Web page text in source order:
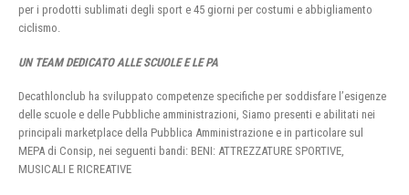
per i prodotti sublimati degli sport e 45 giorni per costumi e abbigliamento
ciclismo.
UN TEAM DEDICATO ALLE SCUOLE E LE PA
Decathlonclub ha sviluppato competenze specifiche per soddisfare l’esigenze
delle scuole e delle Pubbliche amministrazioni, Siamo presenti e abilitati nei
principali marketplace della Pubblica Amministrazione e in particolare sul
MEPA di Consip, nei seguenti bandi: BENI: ATTREZZATURE SPORTIVE,
MUSICALI E RICREATIVE